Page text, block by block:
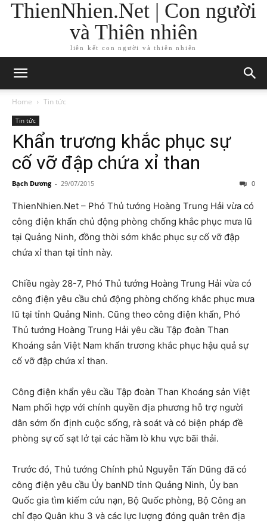
ThienNhien.Net | Con người
và Thiên nhiên
liên kết con người và thiên nhiên
Home Tin tức
Tin tức
Khẩn trương khắc phục sự
cố vỡ đập chứa xỉ than
Bạch Dương - 29/07/2015 0
ThienNhien.Net – Phó Thủ tướng Hoàng Trung Hải vừa có
công điện khẩn chủ động phòng chống khắc phục mưa lũ
tại Quảng Ninh, đồng thời sớm khắc phục sự cố vỡ đập
chứa xỉ than tại tỉnh này.
Chiều ngày 28-7, Phó Thủ tướng Hoàng Trung Hải vừa có
công điện yêu cầu chủ động phòng chống khắc phục mưa
lũ tại tỉnh Quảng Ninh. Cũng theo công điện khẩn, Phó
Thủ tướng Hoàng Trung Hải yêu cầu Tập đoàn Than
Khoáng sản Việt Nam khẩn trương khắc phục hậu quả sự
cố vỡ đập chứa xỉ than.
Công điện khẩn yêu cầu Tập đoàn Than Khoáng sản Việt
Nam phối hợp với chính quyền địa phương hỗ trợ người
dân sớm ổn định cuộc sống, rà soát và có biện pháp đề
phòng sự cố sạt lở tại các hầm lò khu vực bãi thải.
Trước đó, Thủ tướng Chính phủ Nguyễn Tấn Dũng đã có
công điện yêu cầu Ủy banND tỉnh Quảng Ninh, Ủy ban
Quốc gia tìm kiếm cứu nạn, Bộ Quốc phòng, Bộ Công an
chỉ đạo Quân khu 3 và các lực lượng đóng quân trên địa